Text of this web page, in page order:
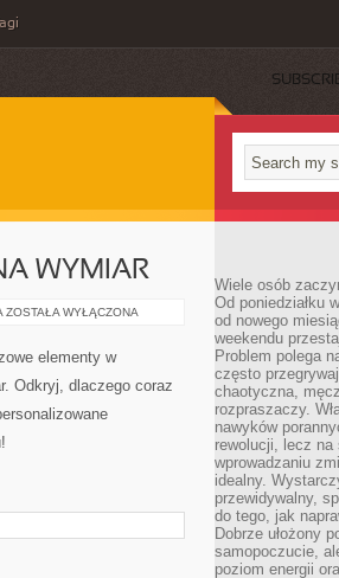
Tagi
WYMIAR
RZEMIOSŁO
NA
ZOSTAŁA WYŁĄCZONA
elementy w
Odkryj, dlaczego coraz
Wiele osób
Od poniedziałku
od nowego
weekendu
Problem polega
często
chaotyczna,
rozpraszaczy.
nawyków
rewolucji, lecz
wprowadzaniu
idealny.
przewidywalny,
do tego, jak
Dobrze ułożony
samopoczucie,
poziom energii